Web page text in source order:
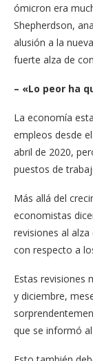
ómicron era
Shepherdson,
alusión a la
fuerte alza de
– «Lo peor ha
La economía
empleos desde
abril de 2020,
puestos de
Más allá del
economistas
revisiones al
con respecto a
Estas revisiones
y diciembre,
que se informó